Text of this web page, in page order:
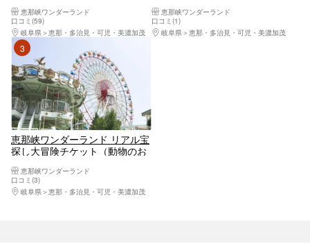
恵那峡ワンダーランド
口コミ(59)
岐阜県
恵那・多治見・可児・美濃加茂
恵那峡ワンダーランド
口コミ(1)
岐阜県
恵那・多治見・可児・美濃加茂
恵那峡ワンダーランド リアル宝
探し大冒険チケット（動物のお
恵那峡ワンダーランド
口コミ(3)
岐阜県
恵那・多治見・可児・美濃加茂